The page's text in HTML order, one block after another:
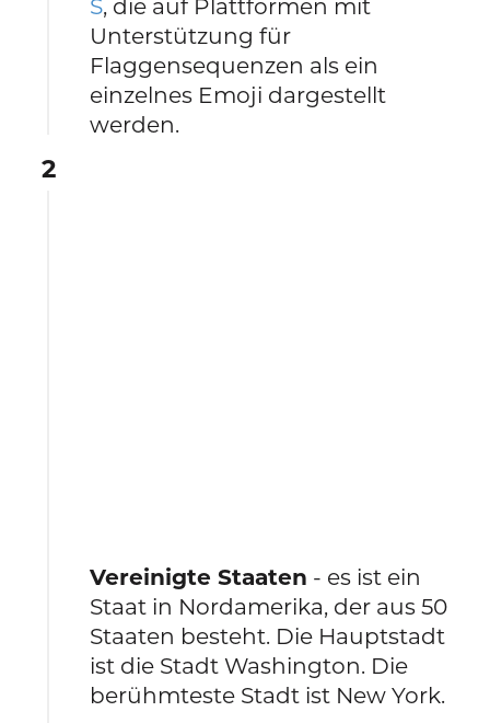
S, die auf Plattformen mit
Unterstützung für
Flaggensequenzen als ein
einzelnes Emoji dargestellt
werden.
2
Vereinigte Staaten - es ist ein
Staat in Nordamerika, der aus 50
Staaten besteht. Die Hauptstadt
ist die Stadt Washington. Die
berühmteste Stadt ist New York.